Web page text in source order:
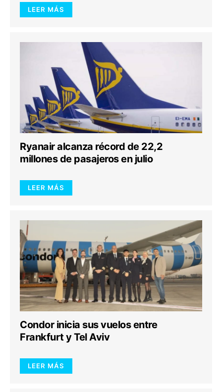
LEER MÁS
Ryanair alcanza récord de 22,2
millones de pasajeros en julio
LEER MÁS
Condor inicia sus vuelos entre
Frankfurt y Tel Aviv
LEER MÁS